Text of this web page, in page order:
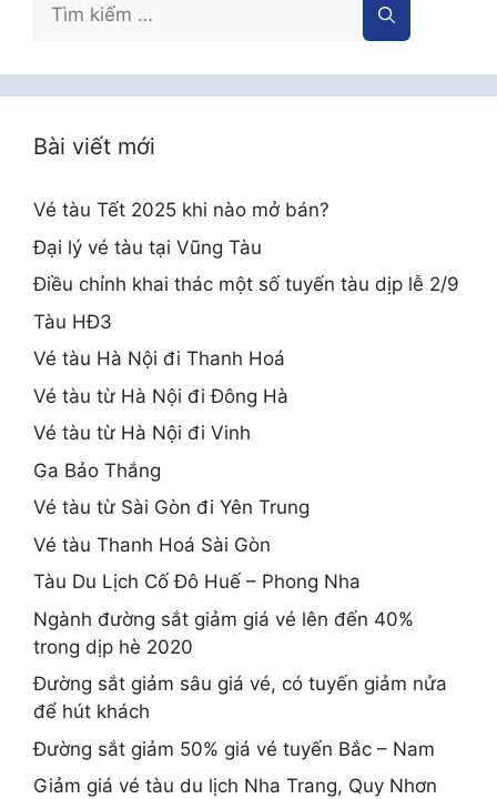
Bài viết mới
Vé tàu Tết 2025 khi nào mở bán?
Đại lý vé tàu tại Vũng Tàu
Điều chỉnh khai thác một số tuyến tàu dịp lễ 2/9
Tàu HĐ3
Vé tàu Hà Nội đi Thanh Hoá
Vé tàu từ Hà Nội đi Đông Hà
Vé tàu từ Hà Nội đi Vinh
Ga Bảo Thắng
Vé tàu từ Sài Gòn đi Yên Trung
Vé tàu Thanh Hoá Sài Gòn
Tàu Du Lịch Cố Đô Huế – Phong Nha
Ngành đường sắt giảm giá vé lên đến 40%
trong dịp hè 2020
Đường sắt giảm sâu giá vé, có tuyến giảm nửa
để hút khách
Đường sắt giảm 50% giá vé tuyến Bắc – Nam
Giảm giá vé tàu du lịch Nha Trang, Quy Nhơn